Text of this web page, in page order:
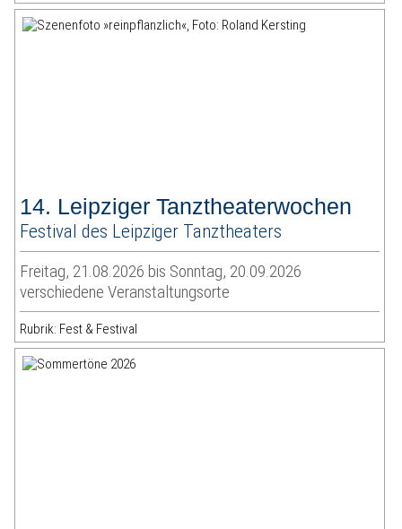
14. Leipziger Tanztheaterwochen
Festival des Leipziger Tanztheaters
Freitag, 21.08.2026 bis Sonntag, 20.09.2026
verschiedene Veranstaltungsorte
Rubrik: Fest & Festival